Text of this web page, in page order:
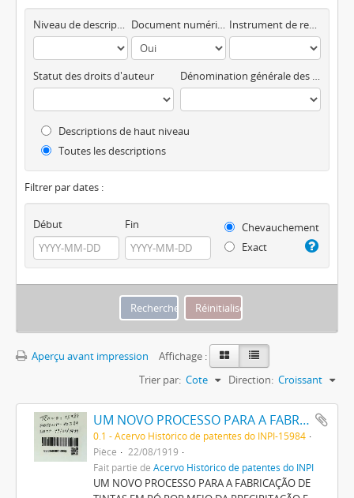
Niveau de description Document numérique disponible Instrument de recherche
Statut des droits d'auteur Dénomination générale des documents
Descriptions de haut niveau
Toutes les descriptions
Filtrer par dates :
Début Fin
Chevauchement
Exact
Aperçu avant impression
Affichage :
Trier par: Cote Direction: Croissant
UM NOVO PROCESSO PARA A FABRICAÇÃO DE TINTAS EM PÓ POR MEIO DA PRECIPITAÇÃO E FIXAÇÃO DE TINTAS ANILINAS SOBRE CORPOS MINERAES
0.1 - Acervo Histórico de patentes do INPI-15984
Pièce
22/08/1919
Fait partie de Acervo Histórico de patentes do INPI
UM NOVO PROCESSO PARA A FABRICAÇÃO DE